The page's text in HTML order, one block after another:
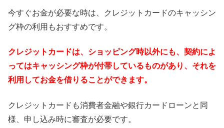
今すぐお金が必要な時は、クレジットカードのキャッシン
グ枠の利用もおすすめです。
クレジットカードは、ショッピング時以外にも、契約によ
ってはキャッシング枠が付帯しているものがあり、それを
利用してお金を借りることができます。
クレジットカードも消費者金融や銀行カードローンと同
様、申し込み時に審査が必要です。